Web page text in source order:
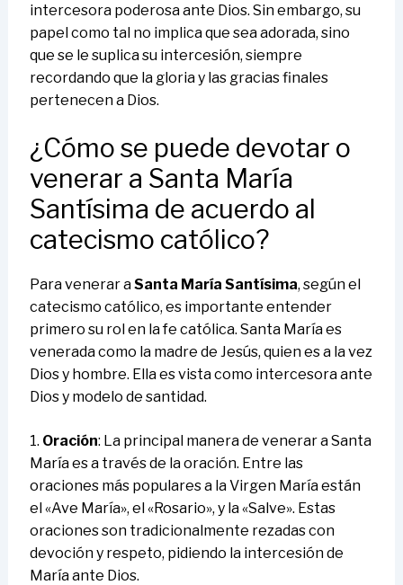
intercesora poderosa ante Dios. Sin embargo, su
papel como tal no implica que sea adorada, sino
que se le suplica su intercesión, siempre
recordando que la gloria y las gracias finales
pertenecen a Dios.
¿Cómo se puede devotar o
venerar a Santa María
Santísima de acuerdo al
catecismo católico?
Para venerar aSanta María Santísima, según el
catecismo católico, es importante entender
primero su rol en la fe católica. Santa María es
venerada como la madre de Jesús, quien es a la vez
Dios y hombre. Ella es vista como intercesora ante
Dios y modelo de santidad.
1. Oración: La principal manera de venerar a Santa
María es a través de la oración. Entre las
oraciones más populares a la Virgen María están
el «Ave María», el «Rosario», y la «Salve». Estas
oraciones son tradicionalmente rezadas con
devoción y respeto, pidiendo la intercesión de
María ante Dios.